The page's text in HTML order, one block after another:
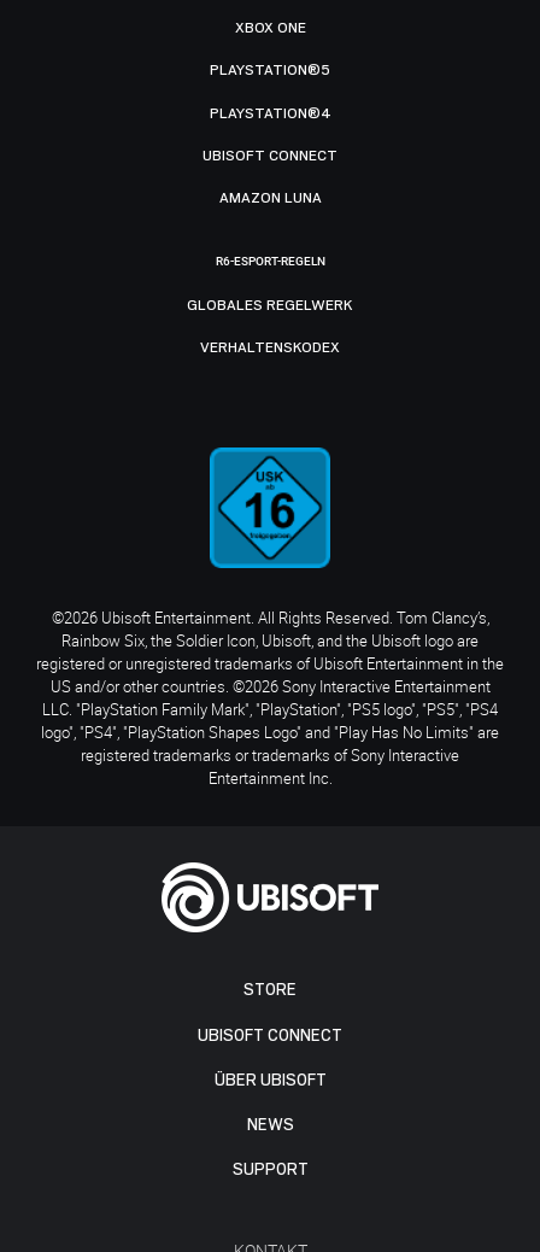
STORE
UBISOFT CONNECT
ÜBER UBISOFT
NEWS
SUPPORT
XBOX ONE
PLAYSTATION®5
PLAYSTATION®4
UBISOFT CONNECT
AMAZON LUNA
R6-ESPORT-REGELN
GLOBALES REGELWERK
VERHALTENSKODEX
©2026 Ubisoft Entertainment. All Rights Reserved. Tom Clancy’s,
Rainbow Six, the Soldier Icon, Ubisoft, and the Ubisoft logo are
registered or unregistered trademarks of Ubisoft Entertainment in the
US and/or other countries. ©2026 Sony Interactive Entertainment
LLC. "PlayStation Family Mark", "PlayStation", "PS5 logo", "PS5", "PS4
logo", "PS4", "PlayStation Shapes Logo" and "Play Has No Limits" are
registered trademarks or trademarks of Sony Interactive
Entertainment Inc.